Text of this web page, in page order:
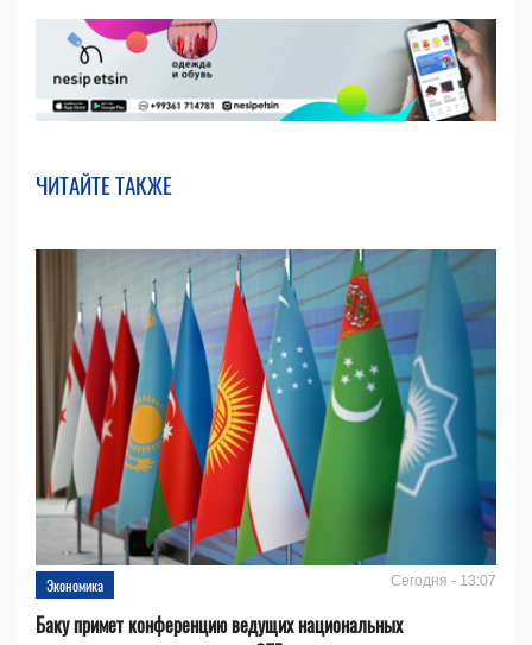
ЧИТАЙТЕ ТАКЖЕ
Экономика Сегодня - 13:07
Баку примет конференцию ведущих национальных